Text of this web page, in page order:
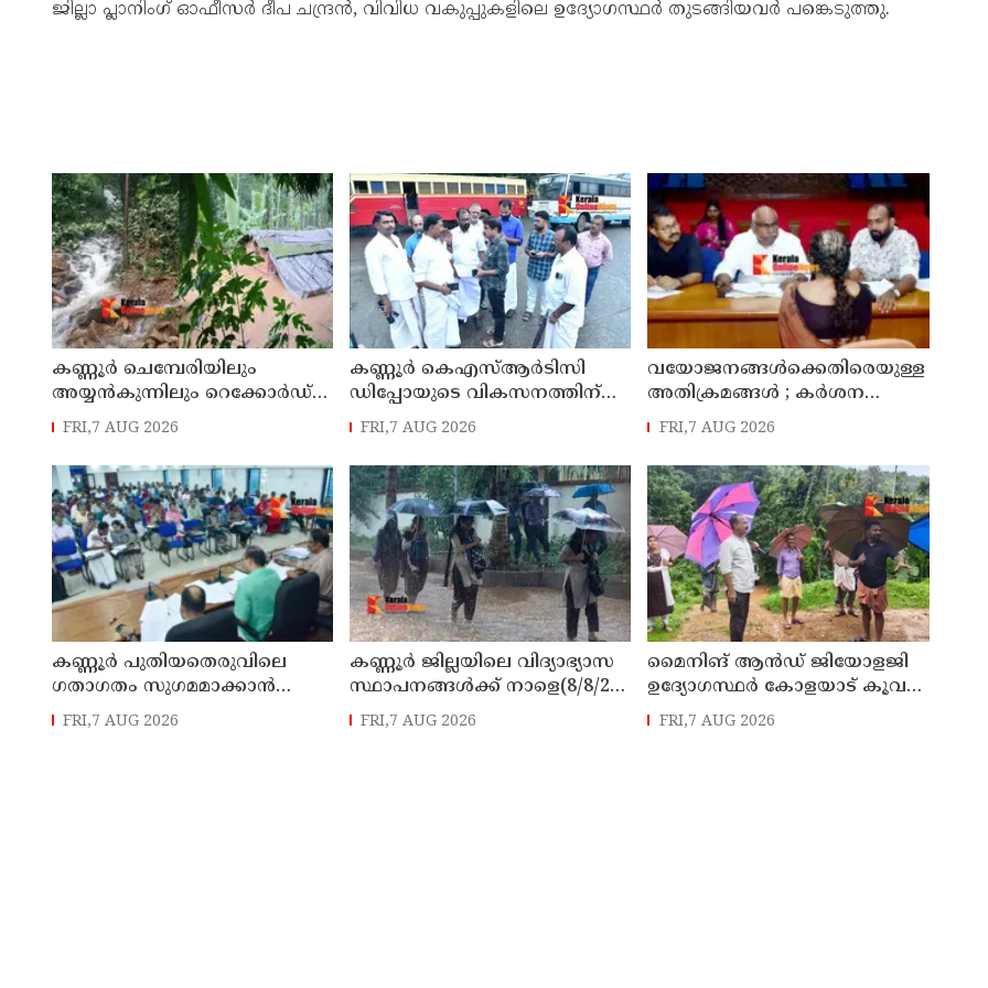
ജില്ലാ പ്ലാനിംഗ് ഓഫീസർ ദീപ ചന്ദ്രൻ, വിവിധ വകുപ്പുകളിലെ ഉദ്യോഗസ്ഥർ തുടങ്ങിയവർ പങ്കെടുത്തു.
കണ്ണൂർ ചെമ്പേരിയിലും
അയ്യൻകുന്നിലും റെക്കോർഡ്
മഴ ; ഉദയഗിരിയിൽ നേരിയ
ക്യാമ്പിലേക്ക് മാറ്റി
FRI,7 AUG 2026
കണ്ണൂർ കെഎസ്ആർടിസി
ഡിപ്പോയുടെ വികസനത്തിന്
മാസ്റ്റർ പ്ലാൻ തയ്യാറാക്കി
എം എൽ എ
FRI,7 AUG 2026
വയോജനങ്ങൾക്കെതിരെയുള്ള
അതിക്രമങ്ങൾ ; കർശന
നടപടി സ്വീകരിക്കുമെന്ന്
FRI,7 AUG 2026
കണ്ണൂർ പുതിയതെരുവിലെ
ഗതാഗതം സുഗമമാക്കാന്‍
നടപടികള്‍ സ്വീകരിക്കും
FRI,7 AUG 2026
കണ്ണൂർ ജില്ലയിലെ വിദ്യാഭ്യാസ
സ്ഥാപനങ്ങള്‍ക്ക് നാളെ(8/8/26)
അവധി പ്രഖ്യാപിച്ചു
FRI,7 AUG 2026
മൈനിങ് ആൻഡ്​ ജിയോളജി
ഉദ്യോഗസ്ഥർ കോളയാട് കൂവ
ഉന്നതി സന്ദർശിച്ചു
FRI,7 AUG 2026